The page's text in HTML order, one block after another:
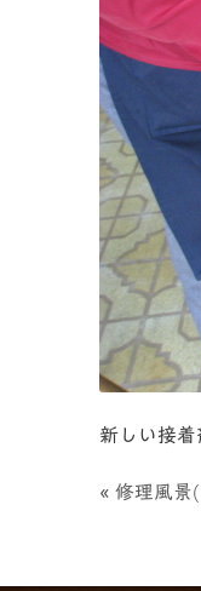
新しい接着
« 修理風景